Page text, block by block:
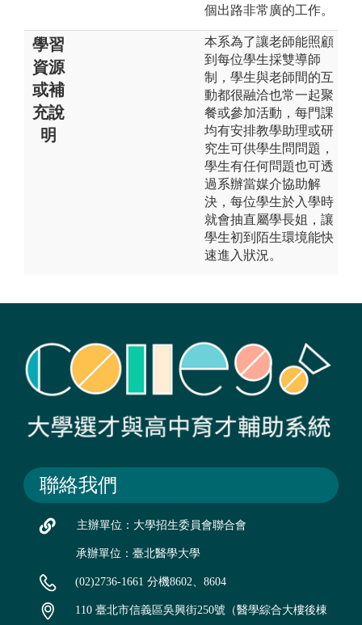
個出路非常廣的工作。
學習
資源
或補
充說
明
本系為了讓老師能照顧
到每位學生採雙導師
制，學生與老師間的互
動都很融洽也常一起聚
餐或參加活動，每門課
均有安排教學助理或研
究生可供學生問問題，
學生有任何問題也可透
過系辦當媒介協助解
決，每位學生於入學時
就會抽直屬學長姐，讓
學生初到陌生環境能快
速進入狀況。
聯絡我們
主辦單位：大學招生委員會聯合會
承辦單位：臺北醫學大學
(02)2736-1661 分機8602、8604
110 臺北市信義區吳興街250號（醫學綜合大樓後棟